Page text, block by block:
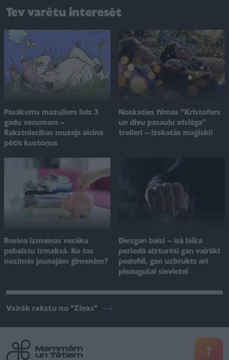
Tev varētu interesēt
Pasākums mazuļiem līdz 3
gadu vecumam –
Rakstniecības muzejs aicina
pētīt kustoņus
Noskaties filmas “Kristofers
un divu pasauļu atslēga”
treileri – izskatās maģiski!
Rosina izmaiņas vecāku
pabalstu izmaksā. Ko tas
nozīmēs jaunajām ģimenēm?
Diezgan baisi – īsā laika
periodā aizturēti gan vairāki
pedofili, gan uzbrukts arī
pieaugušai sievietei
Vairāk rakstu no "Ziņas"